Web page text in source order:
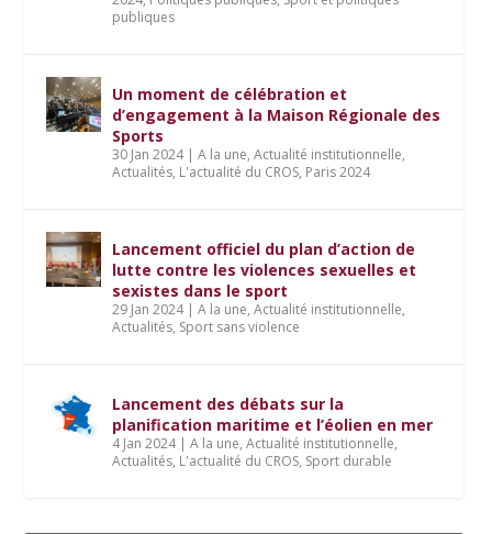
publiques
Un moment de célébration et
d’engagement à la Maison Régionale des
Sports
30 Jan 2024|A la une,Actualité institutionnelle,
Actualités, L'actualité du CROS, Paris 2024
Lancement officiel du plan d’action de
lutte contre les violences sexuelles et
sexistes dans le sport
29 Jan 2024|A la une,Actualité institutionnelle,
Actualités, Sport sans violence
Lancement des débats sur la
planification maritime et l’éolien en mer
4 Jan 2024|A la une,Actualité institutionnelle,
Actualités, L'actualité du CROS, Sport durable